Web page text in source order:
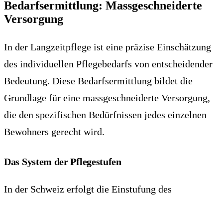
Bedarfsermittlung: Massgeschneiderte
Versorgung
In der Langzeitpflege ist eine präzise Einschätzung
des individuellen Pflegebedarfs von entscheidender
Bedeutung. Diese Bedarfsermittlung bildet die
Grundlage für eine massgeschneiderte Versorgung,
die den spezifischen Bedürfnissen jedes einzelnen
Bewohners gerecht wird.
Das System der Pflegestufen
In der Schweiz erfolgt die Einstufung des